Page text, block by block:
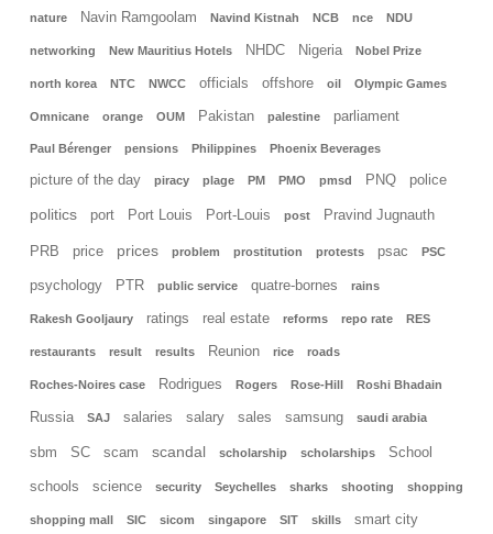
nature Navin Ramgoolam Navind Kistnah NCB nce NDU
networking New Mauritius Hotels NHDC Nigeria Nobel Prize
north korea NTC NWCC officials offshore oil Olympic Games
Omnicane orange OUM Pakistan palestine parliament
Paul Bérenger pensions Philippines Phoenix Beverages
picture of the day piracy plage PM PMO pmsd PNQ police
politics port Port Louis Port-Louis post Pravind Jugnauth
PRB price prices problem prostitution protests psac PSC
psychology PTR public service quatre-bornes rains
Rakesh Gooljaury ratings real estate reforms repo rate RES
restaurants result results Reunion rice roads
Roches-Noires case Rodrigues Rogers Rose-Hill Roshi Bhadain
Russia SAJ salaries salary sales samsung saudi arabia
sbm SC scam scandal scholarship scholarships School
schools science security Seychelles sharks shooting shopping
shopping mall SIC sicom singapore SIT skills smart city